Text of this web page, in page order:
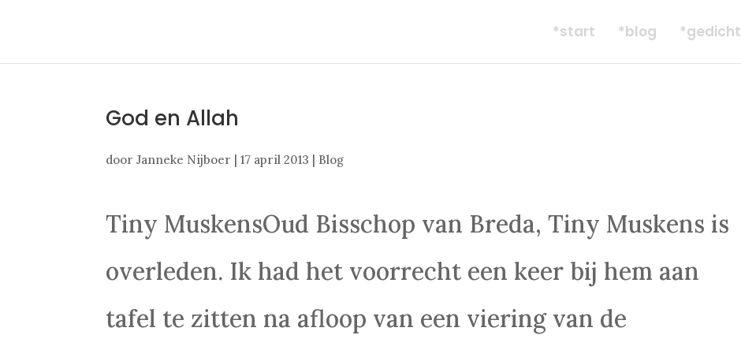
*start *blog *gedicht
God en Allah
doorJanneke Nijboer |17 april 2013 | Blog
Tiny MuskensOud Bisschop van Breda, Tiny Muskens is
overleden. Ik had het voorrecht een keer bij hem aan
tafel te zitten na afloop van een viering van de